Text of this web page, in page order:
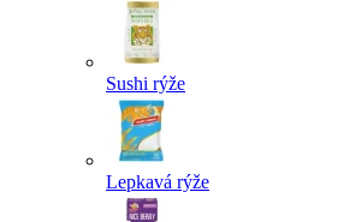
Sushi rýže
Lepkavá rýže